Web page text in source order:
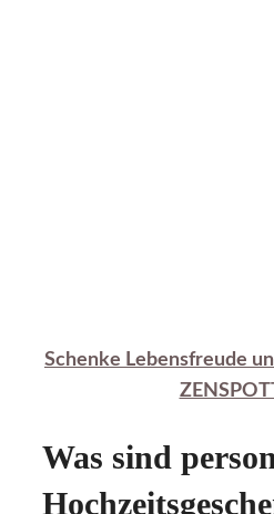
Schenke Lebensfreude
Was sind